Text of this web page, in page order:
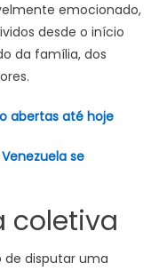
emocionado,
desde o início
da família, dos
abertas até hoje
se
coletiva
de disputar uma